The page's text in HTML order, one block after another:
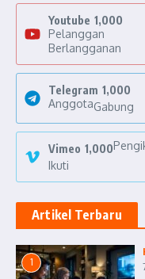
Youtube 1,000
Pelanggan
Berlangganan
Telegram 1,000
AnggotaGabung
Vimeo 1,000
Ikuti
Artikel Terbaru
1